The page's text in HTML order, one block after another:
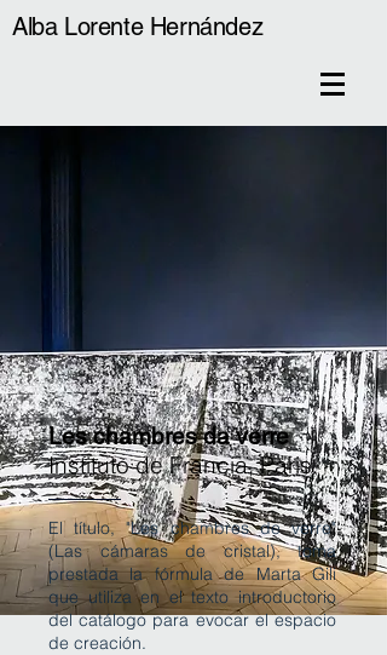
Alba Lorente Hernández
Les chambres da verre
Instituto de Francia, Paris.
El título, "Les chambres de verre"
(Las cámaras de cristal), toma
prestada la fórmula de Marta Gili
que utiliza en el texto introductorio
del catálogo para evocar el espacio
de creación.